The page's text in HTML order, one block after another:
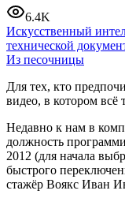
6.4K
Искусственный
технической
Из песочницы
Для тех, кто
видео, в котором всё
Недавно к нам в
должность
2012 (для начала
быстрого
стажёр Воякс Иван